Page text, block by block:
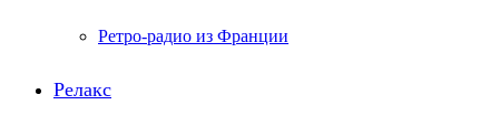
Ретро-радио из Франции
Релакс